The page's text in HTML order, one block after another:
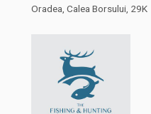
Oradea, Calea Borsului, 29K